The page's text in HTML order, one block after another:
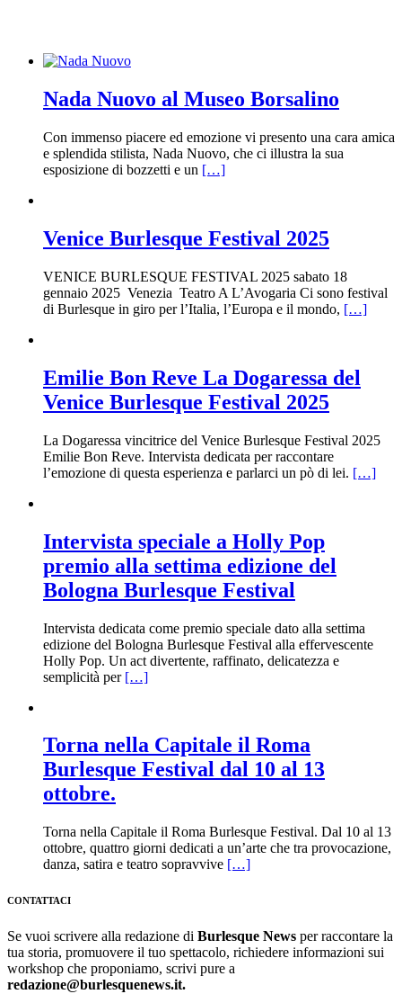
Nada Nuovo al Museo Borsalino
Con immenso piacere ed emozione vi presento una cara amica
e splendida stilista, Nada Nuovo, che ci illustra la sua
esposizione di bozzetti e un […]
Venice Burlesque Festival 2025
VENICE BURLESQUE FESTIVAL 2025 sabato 18
gennaio 2025 Venezia Teatro A L’Avogaria Ci sono festival
di Burlesque in giro per l’Italia, l’Europa e il mondo, […]
Emilie Bon Reve La Dogaressa del
Venice Burlesque Festival 2025
La Dogaressa vincitrice del Venice Burlesque Festival 2025
Emilie Bon Reve. Intervista dedicata per raccontare
l’emozione di questa esperienza e parlarci un pò di lei. […]
Intervista speciale a Holly Pop
premio alla settima edizione del
Bologna Burlesque Festival
Intervista dedicata come premio speciale dato alla settima
edizione del Bologna Burlesque Festival alla effervescente
Holly Pop. Un act divertente, raffinato, delicatezza e
semplicità per […]
Torna nella Capitale il Roma
Burlesque Festival dal 10 al 13
ottobre.
Torna nella Capitale il Roma Burlesque Festival. Dal 10 al 13
ottobre, quattro giorni dedicati a un’arte che tra provocazione,
danza, satira e teatro sopravvive […]
CONTATTACI
Se vuoi scrivere alla redazione di Burlesque News per raccontare la
tua storia, promuovere il tuo spettacolo, richiedere informazioni sui
workshop che proponiamo, scrivi pure a
redazione@burlesquenews.it.